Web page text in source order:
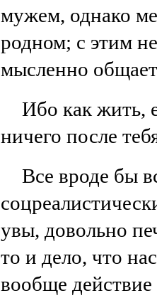
мужем, однако
родном; с этим
мысленно
Ибо как жить,
ничего после
Все вроде бы
увы, довольно
то и дело, что
вообще действие